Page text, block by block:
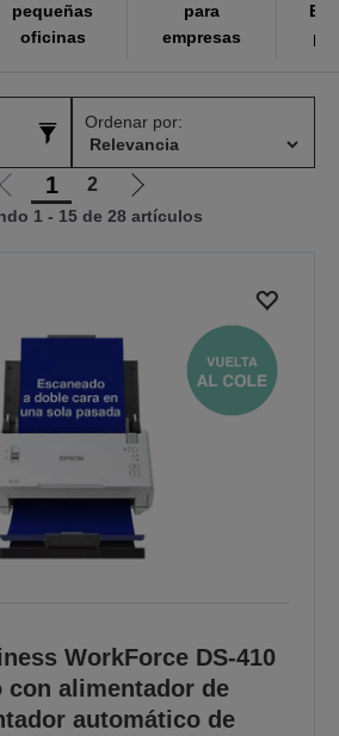
pequeñas
oficinas
para
empresas
Ordenar por:
Ir
a
1 2
Ir
a
1 - 15 de 28 artículos
WorkForce DS-410
con alimentador de
automático de